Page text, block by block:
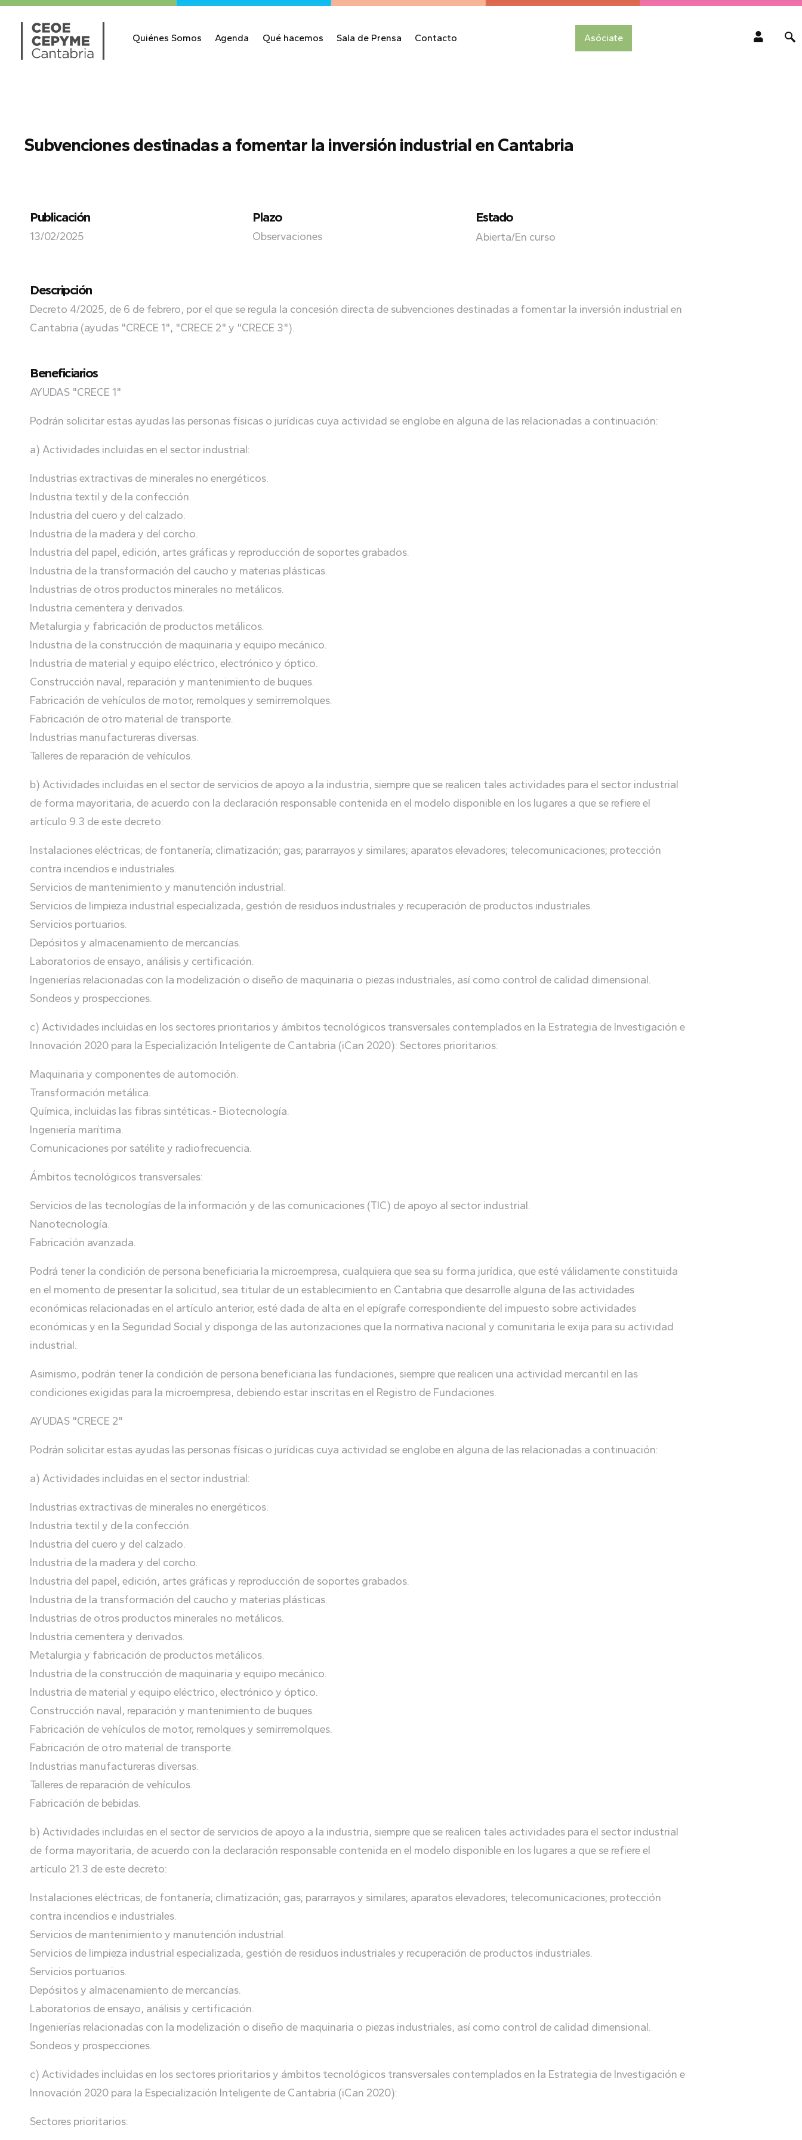
Quiénes Somos Agenda Qué hacemos Sala de Prensa Contacto Asóciate
Subvenciones destinadas a fomentar la inversión industrial en Cantabria
Publicación
13/02/2025
Plazo
Observaciones
Estado
Abierta/En curso
Descripción
Decreto 4/2025, de 6 de febrero, por el que se regula la concesión directa de subvenciones destinadas a fomentar la inversión industrial en
Cantabria (ayudas "CRECE 1", "CRECE 2" y "CRECE 3").
Beneficiarios
AYUDAS "CRECE 1"
Podrán solicitar estas ayudas las personas físicas o jurídicas cuya actividad se englobe en alguna de las relacionadas a continuación:
a) Actividades incluidas en el sector industrial:
Industrias extractivas de minerales no energéticos.
Industria textil y de la confección.
Industria del cuero y del calzado.
Industria de la madera y del corcho.
Industria del papel, edición, artes gráficas y reproducción de soportes grabados.
Industria de la transformación del caucho y materias plásticas.
Industrias de otros productos minerales no metálicos.
Industria cementera y derivados.
Metalurgia y fabricación de productos metálicos.
Industria de la construcción de maquinaria y equipo mecánico.
Industria de material y equipo eléctrico, electrónico y óptico.
Construcción naval, reparación y mantenimiento de buques.
Fabricación de vehículos de motor, remolques y semirremolques.
Fabricación de otro material de transporte.
Industrias manufactureras diversas.
Talleres de reparación de vehículos.
b) Actividades incluidas en el sector de servicios de apoyo a la industria, siempre que se realicen tales actividades para el sector industrial
de forma mayoritaria, de acuerdo con la declaración responsable contenida en el modelo disponible en los lugares a que se refiere el
artículo 9.3 de este decreto:
Instalaciones eléctricas; de fontanería; climatización; gas; pararrayos y similares; aparatos elevadores; telecomunicaciones; protección
contra incendios e industriales.
Servicios de mantenimiento y manutención industrial.
Servicios de limpieza industrial especializada, gestión de residuos industriales y recuperación de productos industriales.
Servicios portuarios.
Depósitos y almacenamiento de mercancías.
Laboratorios de ensayo, análisis y certificación.
Ingenierías relacionadas con la modelización o diseño de maquinaria o piezas industriales, así como control de calidad dimensional.
Sondeos y prospecciones.
c) Actividades incluidas en los sectores prioritarios y ámbitos tecnológicos transversales contemplados en la Estrategia de Investigación e
Innovación 2020 para la Especialización Inteligente de Cantabria (iCan 2020): Sectores prioritarios:
Maquinaria y componentes de automoción.
Transformación metálica.
Química, incluidas las fibras sintéticas.- Biotecnología.
Ingeniería marítima.
Comunicaciones por satélite y radiofrecuencia.
Ámbitos tecnológicos transversales:
Servicios de las tecnologías de la información y de las comunicaciones (TIC) de apoyo al sector industrial.
Nanotecnología.
Fabricación avanzada.
Podrá tener la condición de persona beneficiaria la microempresa, cualquiera que sea su forma jurídica, que esté válidamente constituida
en el momento de presentar la solicitud, sea titular de un establecimiento en Cantabria que desarrolle alguna de las actividades
económicas relacionadas en el artículo anterior, esté dada de alta en el epígrafe correspondiente del impuesto sobre actividades
económicas y en la Seguridad Social y disponga de las autorizaciones que la normativa nacional y comunitaria le exija para su actividad
industrial.
Asimismo, podrán tener la condición de persona beneficiaria las fundaciones, siempre que realicen una actividad mercantil en las
condiciones exigidas para la microempresa, debiendo estar inscritas en el Registro de Fundaciones.
AYUDAS "CRECE 2"
Podrán solicitar estas ayudas las personas físicas o jurídicas cuya actividad se englobe en alguna de las relacionadas a continuación:
a) Actividades incluidas en el sector industrial:
Industrias extractivas de minerales no energéticos.
Industria textil y de la confección.
Industria del cuero y del calzado.
Industria de la madera y del corcho.
Industria del papel, edición, artes gráficas y reproducción de soportes grabados.
Industria de la transformación del caucho y materias plásticas.
Industrias de otros productos minerales no metálicos.
Industria cementera y derivados.
Metalurgia y fabricación de productos metálicos.
Industria de la construcción de maquinaria y equipo mecánico.
Industria de material y equipo eléctrico, electrónico y óptico.
Construcción naval, reparación y mantenimiento de buques.
Fabricación de vehículos de motor, remolques y semirremolques.
Fabricación de otro material de transporte.
Industrias manufactureras diversas.
Talleres de reparación de vehículos.
Fabricación de bebidas.
b) Actividades incluidas en el sector de servicios de apoyo a la industria, siempre que se realicen tales actividades para el sector industrial
de forma mayoritaria, de acuerdo con la declaración responsable contenida en el modelo disponible en los lugares a que se refiere el
artículo 21.3 de este decreto:
Instalaciones eléctricas; de fontanería; climatización; gas; pararrayos y similares; aparatos elevadores; telecomunicaciones; protección
contra incendios e industriales.
Servicios de mantenimiento y manutención industrial.
Servicios de limpieza industrial especializada, gestión de residuos industriales y recuperación de productos industriales.
Servicios portuarios.
Depósitos y almacenamiento de mercancías.
Laboratorios de ensayo, análisis y certificación.
Ingenierías relacionadas con la modelización o diseño de maquinaria o piezas industriales, así como control de calidad dimensional.
Sondeos y prospecciones.
c) Actividades incluidas en los sectores prioritarios y ámbitos tecnológicos transversales contemplados en la Estrategia de Investigación e
Innovación 2020 para la Especialización Inteligente de Cantabria (iCan 2020):
Sectores prioritarios: